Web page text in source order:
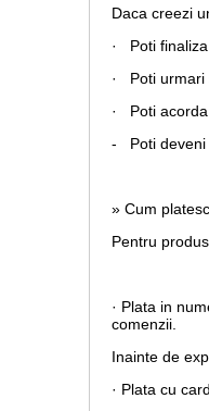
Daca creezi
· Poti
· Poti urmari
· Poti
- Poti deveni
» Cum
Pentru
· Plata in
comenzii.
Inainte de
· Plata cu